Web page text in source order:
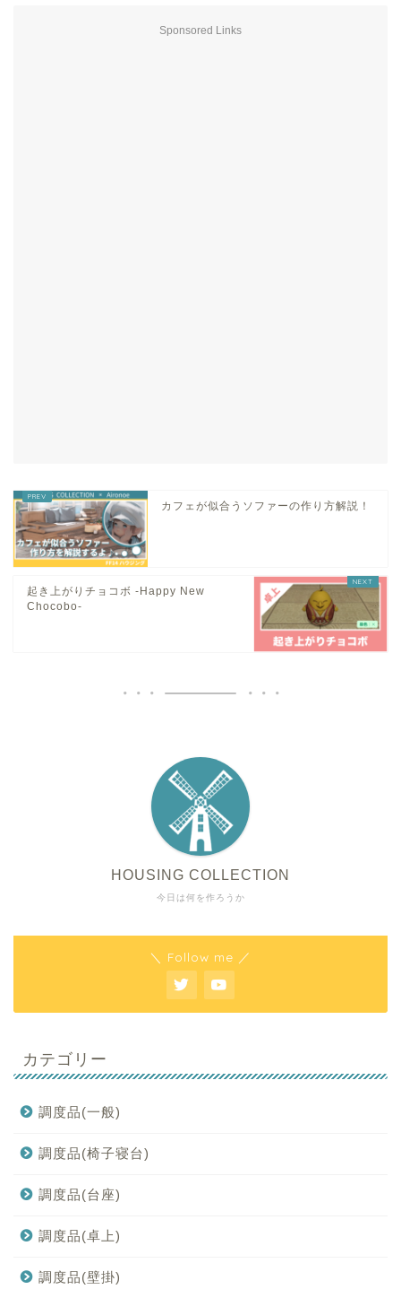
Sponsored Links
カフェが似合うソファーの作り方解説！
起き上がりチョコボ -Happy New
Chocobo-
今日は何を作ろうか
HOUSING COLLECTION
＼ Follow me ／
カテゴリー
調度品(一般)
調度品(椅子寝台)
調度品(台座)
調度品(卓上)
調度品(壁掛)